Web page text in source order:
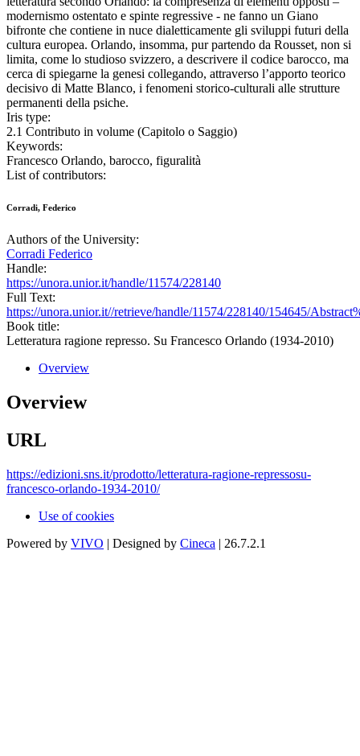
modernismo ostentato e spinte regressive - ne fanno un Giano
bifronte che contiene in nuce dialetticamente gli sviluppi futuri della
cultura europea. Orlando, insomma, pur partendo da Rousset, non si
limita, come lo studioso svizzero, a descrivere il codice barocco, ma
cerca di spiegarne la genesi collegando, attraverso l’apporto teorico
decisivo di Matte Blanco, i fenomeni storico-culturali alle strutture
permanenti della psiche.
Iris type:
2.1 Contributo in volume (Capitolo o Saggio)
Keywords:
Francesco Orlando, barocco, figuralità
List of contributors:
Corradi, Federico
Authors of the University:
Corradi Federico
Handle:
https://unora.unior.it/handle/11574/228140
Full Text:
https://unora.unior.it//retrieve/handle/11574/228140/154645/
Book title:
Letteratura ragione represso. Su Francesco Orlando (1934-2010)
Overview
Overview
URL
https://edizioni.sns.it/prodotto/letteratura-ragione-repressosu-
francesco-orlando-1934-2010/
Use of cookies
Powered by VIVO | Designed by Cineca | 26.7.2.1